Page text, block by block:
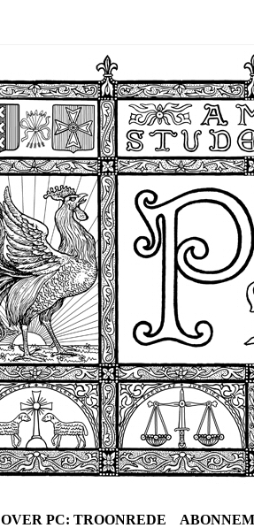
OVER PC: TROONREDE